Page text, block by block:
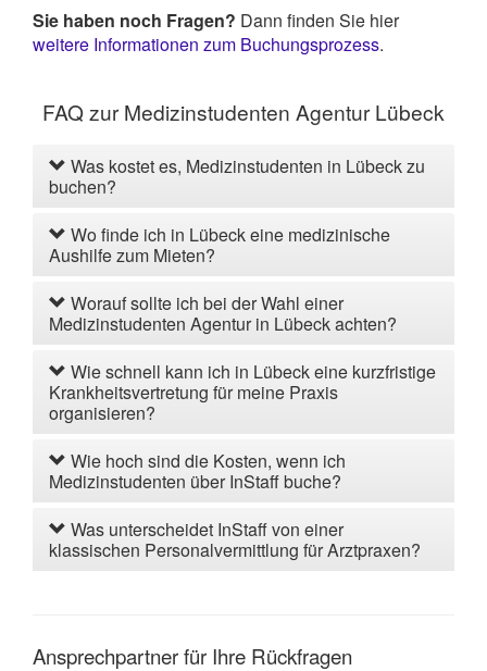
Sie haben noch Fragen? Dann finden Sie hier
weitere Informationen zum Buchungsprozess.
FAQ zur Medizinstudenten Agentur Lübeck
Was kostet es, Medizinstudenten in Lübeck zu
buchen?
Wo finde ich in Lübeck eine medizinische
Aushilfe zum Mieten?
Worauf sollte ich bei der Wahl einer
Medizinstudenten Agentur in Lübeck achten?
Wie schnell kann ich in Lübeck eine kurzfristige
Krankheitsvertretung für meine Praxis
organisieren?
Wie hoch sind die Kosten, wenn ich
Medizinstudenten über InStaff buche?
Was unterscheidet InStaff von einer
klassischen Personalvermittlung für Arztpraxen?
Ansprechpartner für Ihre Rückfragen